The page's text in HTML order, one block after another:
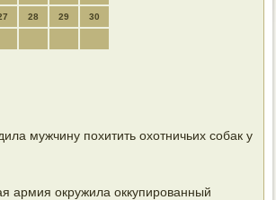
28 29 30
мужчину похитить охотничьих собак у
армия окружила оккупированный